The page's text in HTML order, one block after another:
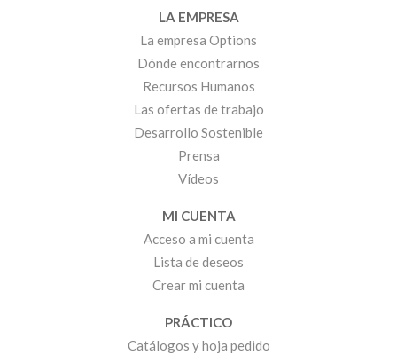
LA EMPRESA
La empresa Options
Dónde encontrarnos
Recursos Humanos
Las ofertas de trabajo
Desarrollo Sostenible
Prensa
Vídeos
MI CUENTA
Acceso a mi cuenta
Lista de deseos
Crear mi cuenta
PRÁCTICO
Catálogos y hoja pedido